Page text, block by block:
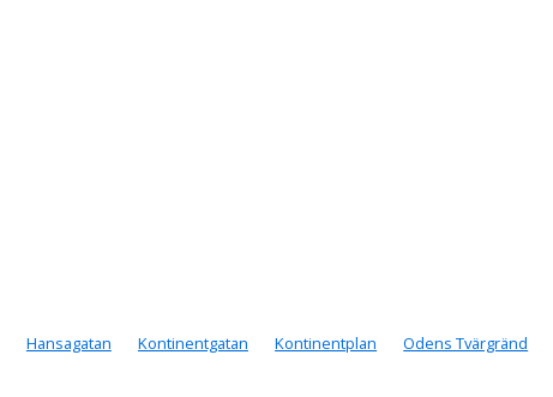
Hansagatan Kontinentgatan Kontinentplan Odens Tvärgränd